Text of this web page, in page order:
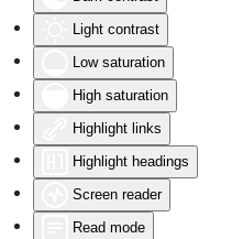
Light contrast
Low saturation
High saturation
Highlight links
Highlight headings
Screen reader
Read mode